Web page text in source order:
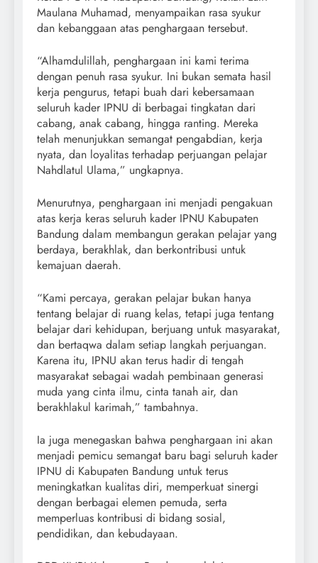
Maulana Muhamad, menyampaikan rasa syukur
dan kebanggaan atas penghargaan tersebut.
“Alhamdulillah, penghargaan ini kami terima
dengan penuh rasa syukur. Ini bukan semata hasil
kerja pengurus, tetapi buah dari kebersamaan
seluruh kader IPNU di berbagai tingkatan dari
cabang, anak cabang, hingga ranting. Mereka
telah menunjukkan semangat pengabdian, kerja
nyata, dan loyalitas terhadap perjuangan pelajar
Nahdlatul Ulama,” ungkapnya.
Menurutnya, penghargaan ini menjadi pengakuan
atas kerja keras seluruh kader IPNU Kabupaten
Bandung dalam membangun gerakan pelajar yang
berdaya, berakhlak, dan berkontribusi untuk
kemajuan daerah.
“Kami percaya, gerakan pelajar bukan hanya
tentang belajar di ruang kelas, tetapi juga tentang
belajar dari kehidupan, berjuang untuk masyarakat,
dan bertaqwa dalam setiap langkah perjuangan.
Karena itu, IPNU akan terus hadir di tengah
masyarakat sebagai wadah pembinaan generasi
muda yang cinta ilmu, cinta tanah air, dan
berakhlakul karimah,” tambahnya.
Ia juga menegaskan bahwa penghargaan ini akan
menjadi pemicu semangat baru bagi seluruh kader
IPNU di Kabupaten Bandung untuk terus
meningkatkan kualitas diri, memperkuat sinergi
dengan berbagai elemen pemuda, serta
memperluas kontribusi di bidang sosial,
pendidikan, dan kebudayaan.